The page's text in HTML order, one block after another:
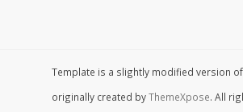
Template is a slightly modified version of
originally created byThemeXpose. All